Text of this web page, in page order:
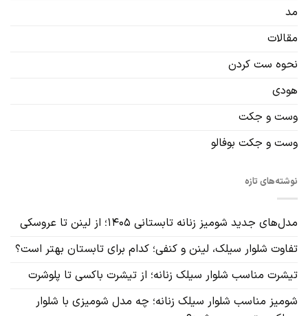
مد
مقالات
نحوه ست کردن
هودی
وست و جکت
وست و جکت بوفالو
نوشته‌های تازه
مدل‌های جدید شومیز زنانه تابستانی ۱۴۰۵؛ از لینن تا عروسکی
تفاوت شلوار سیلک، لینن و کنفی؛ کدام برای تابستان بهتر است؟
تیشرت مناسب شلوار سیلک زنانه؛ از تیشرت باکسی تا پلوشرت
شومیز مناسب شلوار سیلک زنانه؛ چه مدل شومیزی با شلوار